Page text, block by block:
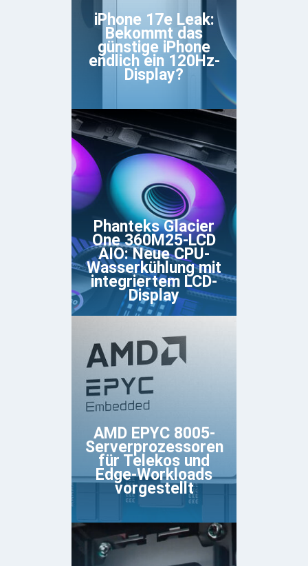
iPhone 17e Leak:
Bekommt das
günstige iPhone
endlich ein 120Hz-
Display?
Phanteks Glacier
One 360M25-LCD
AIO: Neue CPU-
Wasserkühlung mit
integriertem LCD-
Display
AMD EPYC 8005-
Serverprozessoren
für Telekos und
Edge-Workloads
vorgestellt